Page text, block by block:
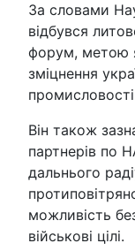
За словами
відбувся
форум, метою
зміцнення
Він також
партнерів по
дальнього
можливість
військові цілі.